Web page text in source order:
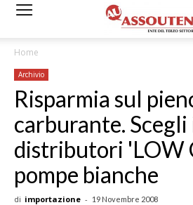
Home
Archivio
Risparmia sul
carburante. Scegli
distributori 'LOW
pompe bianche
di importazione - 19 Novembre 2008